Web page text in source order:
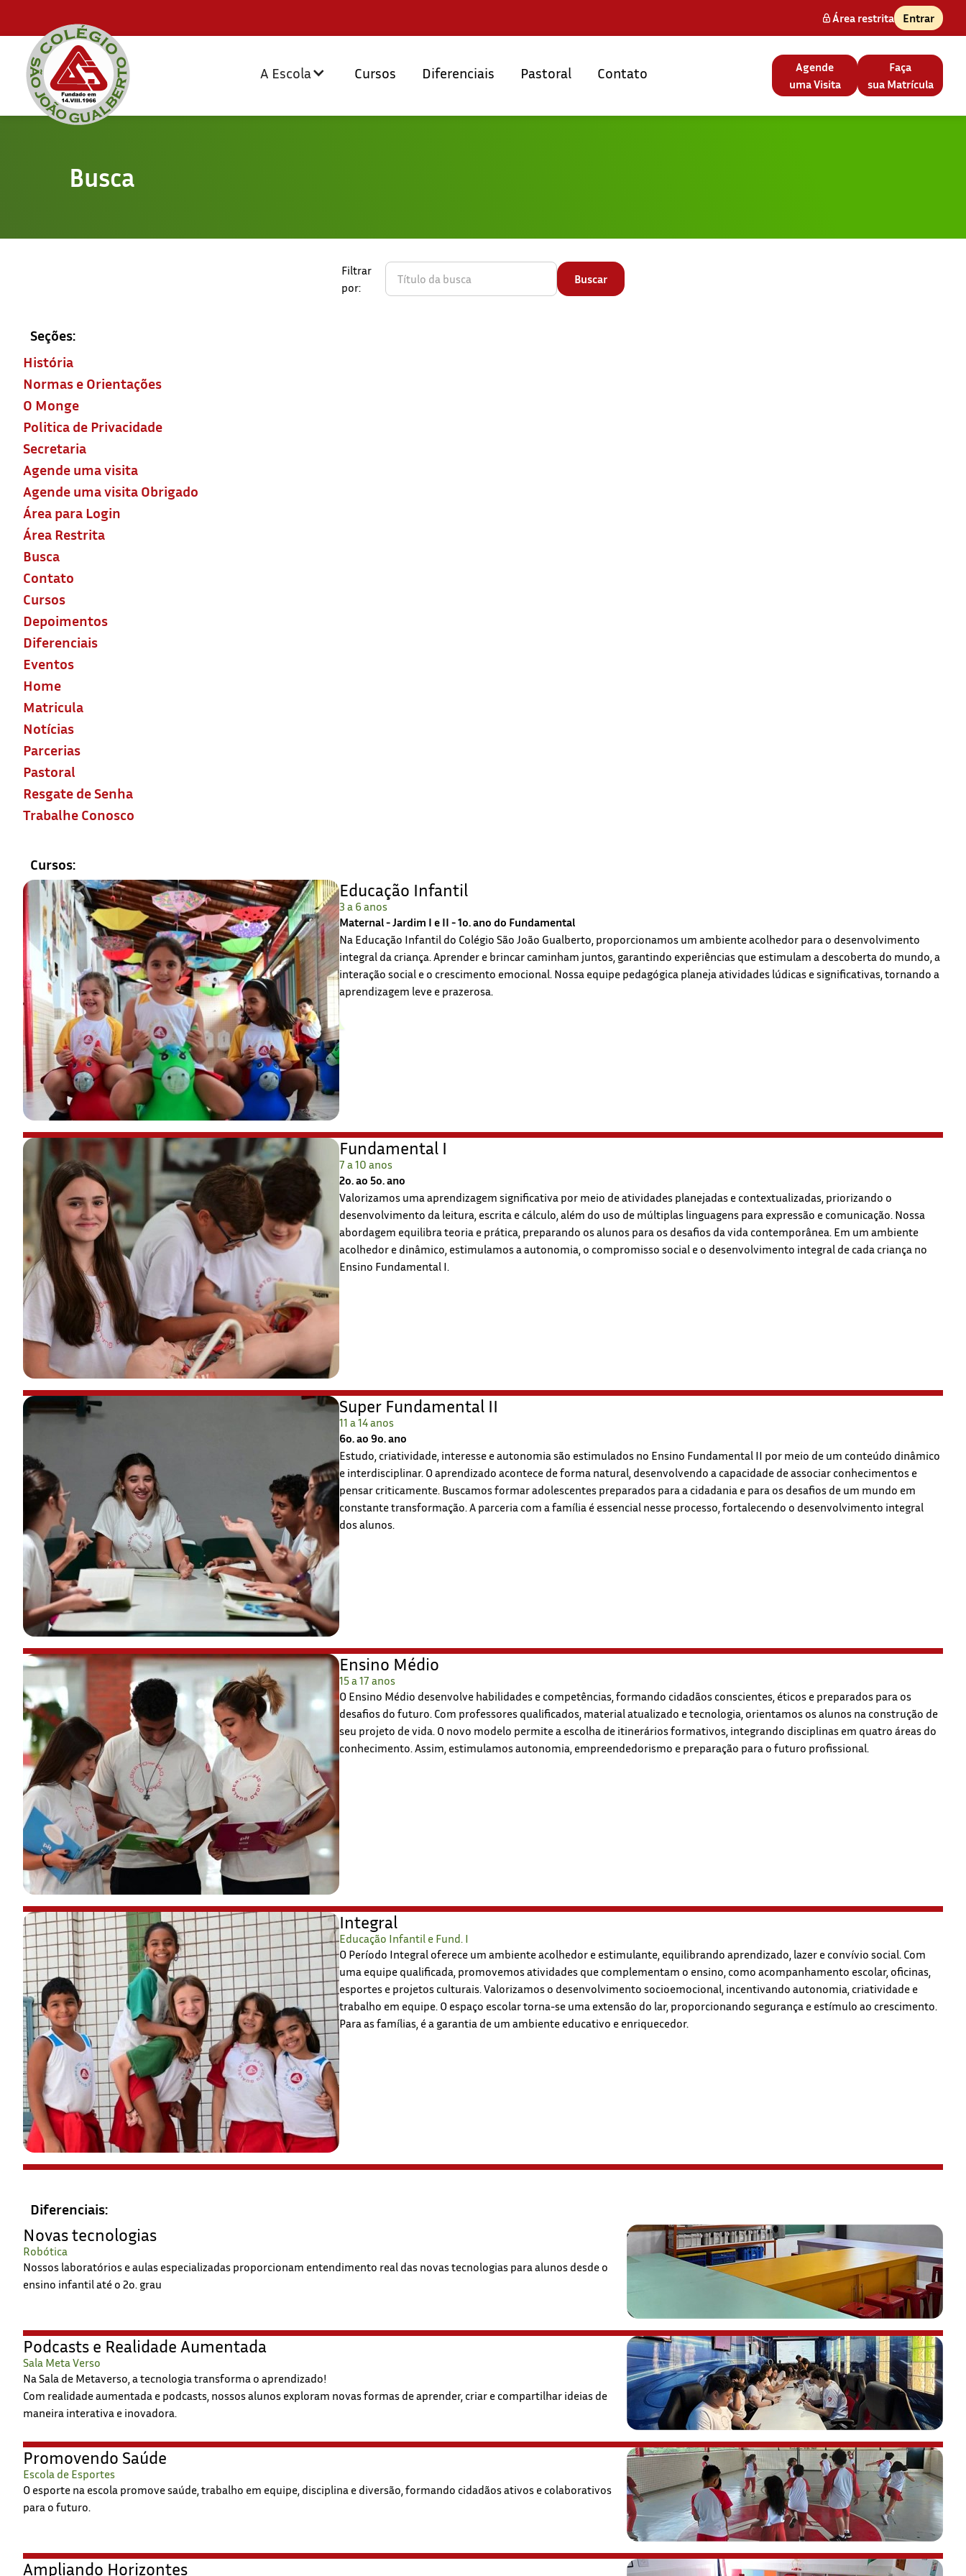
Área restrita Entrar
A Escola Cursos Diferenciais Pastoral Contato
Agende
uma Visita
Faça
sua Matrícula
Busca
Filtrar
por:
Seções:
História
Normas e Orientações
O Monge
Politica de Privacidade
Secretaria
Agende uma visita
Agende uma visita Obrigado
Área para Login
Área Restrita
Busca
Contato
Cursos
Depoimentos
Diferenciais
Eventos
Home
Matricula
Notícias
Parcerias
Pastoral
Resgate de Senha
Trabalhe Conosco
Cursos:
Educação Infantil
3 a 6 anos
Maternal - Jardim I e II - 1o. ano do Fundamental
Na Educação Infantil do Colégio São João Gualberto, proporcionamos um ambiente acolhedor para o desenvolvimento
integral da criança. Aprender e brincar caminham juntos, garantindo experiências que estimulam a descoberta do mundo, a
interação social e o crescimento emocional. Nossa equipe pedagógica planeja atividades lúdicas e significativas, tornando a
aprendizagem leve e prazerosa.
Fundamental I
7 a 10 anos
2o. ao 5o. ano
Valorizamos uma aprendizagem significativa por meio de atividades planejadas e contextualizadas, priorizando o
desenvolvimento da leitura, escrita e cálculo, além do uso de múltiplas linguagens para expressão e comunicação. Nossa
abordagem equilibra teoria e prática, preparando os alunos para os desafios da vida contemporânea. Em um ambiente
acolhedor e dinâmico, estimulamos a autonomia, o compromisso social e o desenvolvimento integral de cada criança no
Ensino Fundamental I.
Super Fundamental II
11 a 14 anos
6o. ao 9o. ano
Estudo, criatividade, interesse e autonomia são estimulados no Ensino Fundamental II por meio de um conteúdo dinâmico
e interdisciplinar. O aprendizado acontece de forma natural, desenvolvendo a capacidade de associar conhecimentos e
pensar criticamente. Buscamos formar adolescentes preparados para a cidadania e para os desafios de um mundo em
constante transformação. A parceria com a família é essencial nesse processo, fortalecendo o desenvolvimento integral
dos alunos.
Ensino Médio
15 a 17 anos
O Ensino Médio desenvolve habilidades e competências, formando cidadãos conscientes, éticos e preparados para os
desafios do futuro. Com professores qualificados, material atualizado e tecnologia, orientamos os alunos na construção de
seu projeto de vida. O novo modelo permite a escolha de itinerários formativos, integrando disciplinas em quatro áreas do
conhecimento. Assim, estimulamos autonomia, empreendedorismo e preparação para o futuro profissional.
Integral
Educação Infantil e Fund. I
O Período Integral oferece um ambiente acolhedor e estimulante, equilibrando aprendizado, lazer e convívio social. Com
uma equipe qualificada, promovemos atividades que complementam o ensino, como acompanhamento escolar, oficinas,
esportes e projetos culturais. Valorizamos o desenvolvimento socioemocional, incentivando autonomia, criatividade e
trabalho em equipe. O espaço escolar torna-se uma extensão do lar, proporcionando segurança e estímulo ao crescimento.
Para as famílias, é a garantia de um ambiente educativo e enriquecedor.
Diferenciais:
Novas tecnologias
Robótica
Nossos laboratórios e aulas especializadas proporcionam entendimento real das novas tecnologias para alunos desde o
ensino infantil até o 2o. grau
Podcasts e Realidade Aumentada
Sala Meta Verso
Na Sala de Metaverso, a tecnologia transforma o aprendizado!
Com realidade aumentada e podcasts, nossos alunos exploram novas formas de aprender, criar e compartilhar ideias de
maneira interativa e inovadora.
Promovendo Saúde
Escola de Esportes
O esporte na escola promove saúde, trabalho em equipe, disciplina e diversão, formando cidadãos ativos e colaborativos
para o futuro.
Ampliando Horizontes